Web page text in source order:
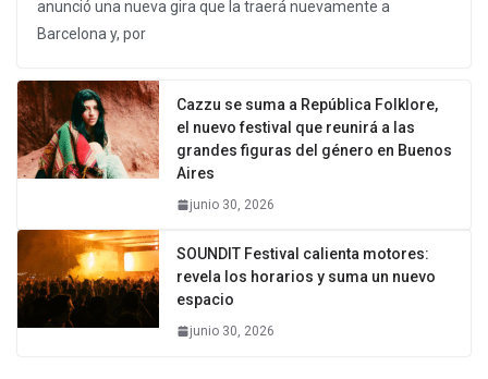
anunció una nueva gira que la traerá nuevamente a
Barcelona y, por
Cazzu se suma a República Folklore,
el nuevo festival que reunirá a las
grandes figuras del género en Buenos
Aires
junio 30, 2026
SOUNDIT Festival calienta motores:
revela los horarios y suma un nuevo
espacio
junio 30, 2026